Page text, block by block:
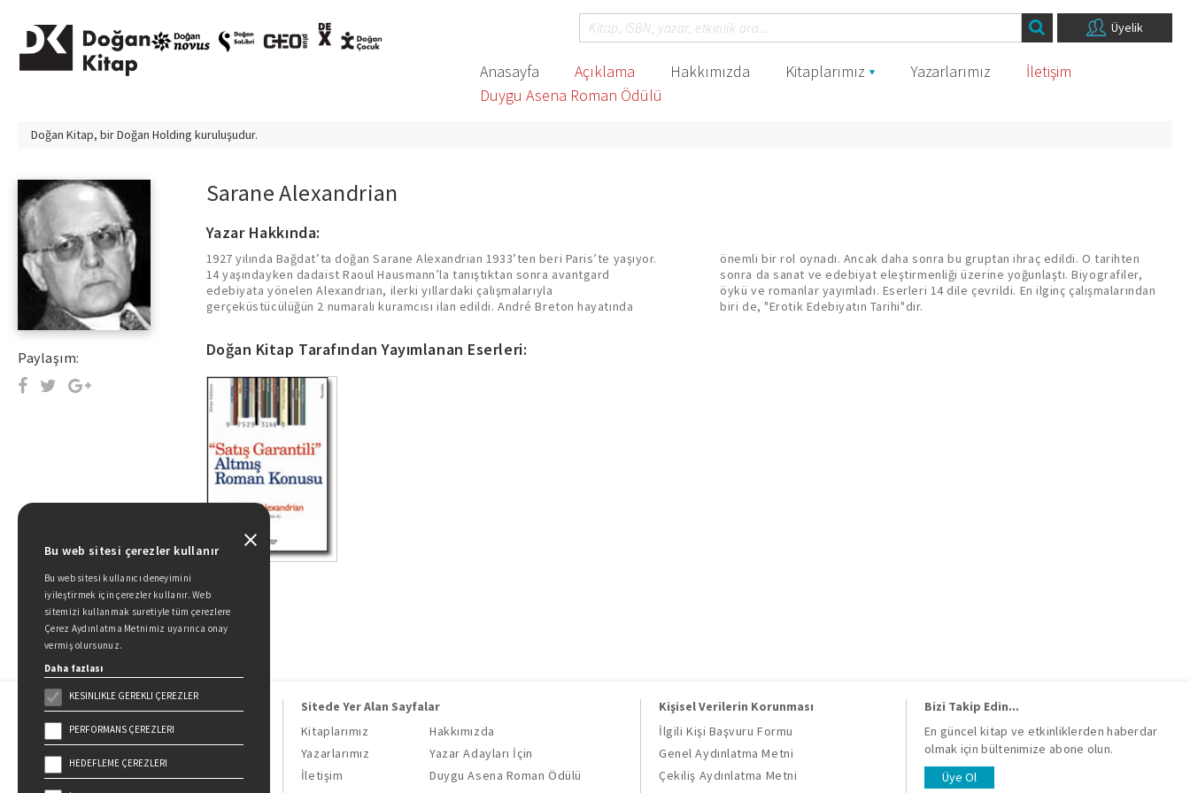
Üyelik
Anasayfa Açıklama Hakkımızda Kitaplarımız Yazarlarımız
İletişim
Duygu Asena Roman Ödülü
Doğan Kitap, birDoğan Holding kuruluşudur.
Paylaşım:
Sarane Alexandrian
Yazar Hakkında:
1927 yılında Bağdat’ta doğan Sarane Alexandrian 1933’ten beri Paris’te yaşıyor.
14 yaşındayken dadaist Raoul Hausmann’la tanıştıktan sonra avantgard
edebiyata yönelen Alexandrian, ilerki yıllardaki çalışmalarıyla
gerçeküstücülüğün 2 numaralı kuramcısı ilan edildi. André Breton hayatında
önemli bir rol oynadı. Ancak daha sonra bu gruptan ihraç edildi. O tarihten
sonra da sanat ve edebiyat eleştirmenliği üzerine yoğunlaştı. Biyografiler,
öykü ve romanlar yayımladı. Eserleri 14 dile çevrildi. En ilginç çalışmalarından
biri de, "Erotik Edebiyatın Tarihi"dir.
Doğan Kitap Tarafından Yayımlanan Eserleri:
Doğan Kitap, bir Doğan Holding
kuruluşudur.
Sitede Yer Alan Sayfalar
Kitaplarımız
Hakkımızda
Yazarlarımız
Yazar Adayları İçin
İletişim
Duygu Asena Roman Ödülü
Kişisel Verilerin Korunması
İlgili Kişi Başvuru Formu
Genel Aydınlatma Metni
Çekiliş Aydınlatma Metni
Bizi Takip Edin...
En güncel kitap ve etkinliklerden haberdar
olmak için bültenimize abone olun.
Üye Ol
Bu web sitesi çerezler kullanır
Bu web sitesi kullanıcı deneyimini
iyileştirmek için çerezler kullanır. Web
sitemizi kullanmak suretiyle tüm çerezlere
Çerez Aydınlatma Metnimiz uyarınca onay
vermiş olursunuz.
Daha fazlası
KESINLIKLE GEREKLI ÇEREZLER
PERFORMANS ÇEREZLERI
HEDEFLEME ÇEREZLERI